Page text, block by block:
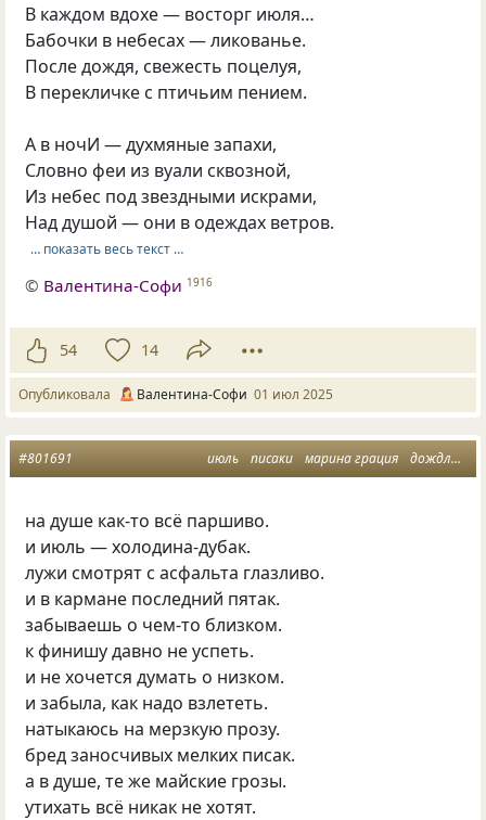
В каждом вдохе — восторг июля…
Бабочки в небесах — ликованье.
После дождя, свежесть поцелуя,
В перекличке с птичьим пением.
А в ночИ — духмяные запахи,
Словно феи из вуали сквозной,
Из небес под звездными искрами,
Над душой — они в одеждах ветров.
… показать весь текст …
© Валентина-Софи 1916
54 14
Опубликовала Валентина-Софи 01 июл 2025
июль писаки марина грация дождливое настроение
#801691
на душе как-то всё паршиво.
и июль — холодина-дубак.
лужи смотрят с асфальта глазливо.
и в кармане последний пятак.
забываешь о чем-то близком.
к финишу давно не успеть.
и не хочется думать о низком.
и забыла, как надо взлететь.
натыкаюсь на мерзкую прозу.
бред заносчивых мелких писак.
а в душе, те же майские грозы.
утихать всё никак не хотят.